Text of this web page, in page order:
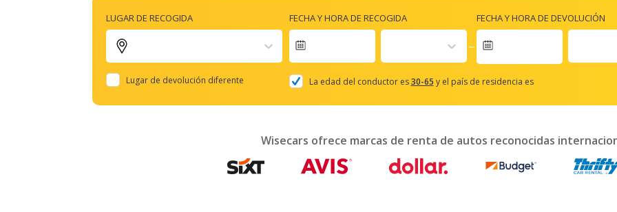
LUGAR DE RECOGIDA
Lugar de devolución diferente
FECHA Y HORA DE RECOGIDA
to
calendar
select
a
FECHA Y HORA DE DEVOLUCIÓN
La edad del conductor es30-65 y el país de residencia es
Wisecars ofrece marcas de renta de autos reconocidas